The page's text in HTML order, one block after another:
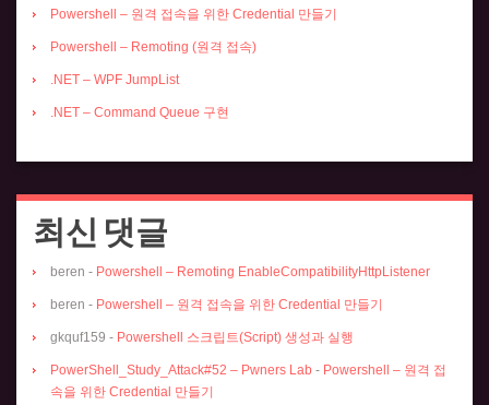
Powershell – 원격 접속을 위한 Credential 만들기
Powershell – Remoting (원격 접속)
.NET – WPF JumpList
.NET – Command Queue 구현
최신 댓글
beren - Powershell – Remoting EnableCompatibilityHttpListener
beren - Powershell – 원격 접속을 위한 Credential 만들기
gkquf159 - Powershell 스크립트(Script) 생성과 실행
PowerShell_Study_Attack#52 – Pwners Lab - Powershell – 원격 접
속을 위한 Credential 만들기